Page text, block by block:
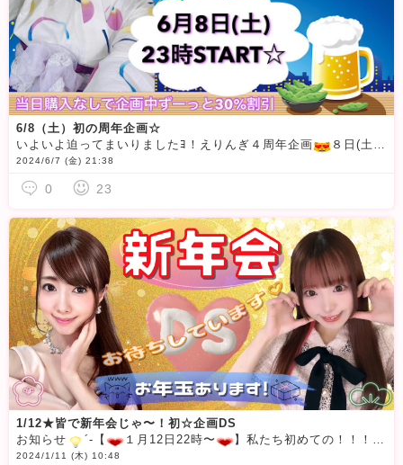
6/8（土）初の周年企画☆
いよいよ迫ってまいりましたﾖ！えりんぎ４周年企画
８日(土)２３時スタートですﾖ！
2024/6/7 (金) 21:38
0 23
1/12★皆で新年会じゃ〜！初☆企画DS
お知らせ
´-【 １月12日22時〜 】私たち初めての！！！企画DSを開催させていただくことになりました〜
2024/1/11 (木) 10:48